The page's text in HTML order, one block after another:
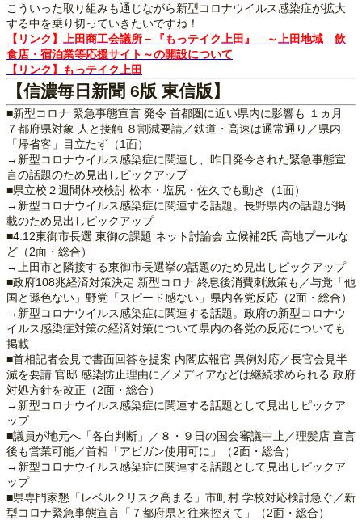
こういった取り組みも通じながら新型コロナウイルス感染症が拡大
する中を乗り切っていきたいですね！
【リンク】上田商工会議所－『もっテイク上田』 ～上田地域 飲
食店・宿泊業等応援サイト～の開設について
【リンク】もっテイク上田
【信濃毎日新聞 6版 東信版】
■新型コロナ 緊急事態宣言 発令 首都圏に近い県内に影響も １ヵ月
７都府県対象 人と接触 ８割減要請／鉄道・高速は通常通り／県内
「帰省客」目立たず（1面）
→新型コロナウイルス感染症に関連し、昨日発令された緊急事態宣
言の話題のため見出しピックアップ
■県立校２週間休校検討 松本・塩尻・佐久でも動き（1面）
→新型コロナウイルス感染症に関連する話題。長野県内の話題が掲
載のため見出しピックアップ
■4.12東御市長選 東御の課題 ネット討論会 立候補2氏 高地プールな
ど（2面・総合）
→上田市と隣接する東御市長選挙の話題のため見出しピックアップ
■政府108兆経済対策決定 新型コロナ 終息後消費刺激策も／与党「他
国と遜色ない」野党「スピード感ない」県内各党反応（2面・総合）
→新型コロナウイルス感染症に関連する話題。政府の新型コロナウ
イルス感染症対策の経済対策について県内の各党の反応についても
掲載
■首相記者会見で書面回答を提案 内閣広報官 異例対応／長官会見半
減を要請 官邸 感染防止理由に／メディアなどは継続求められる 政府
対処方針を改正（2面・総合）
→新型コロナウイルス感染症に関連する話題として見出しピックア
ップ
■議員が地元へ「各自判断」／８・９日の国会審議中止／理髪店 宣言
後も営業可能／首相「アビガン使用可に」（2面・総合）
→新型コロナウイルス感染症に関連する話題として見出しピックア
ップ
■県専門家懇「レベル２リスク高まる」市町村 学校対応検討急ぐ／新
型コロナ緊急事態宣言「７都府県と往来控えて」（2面・総合）